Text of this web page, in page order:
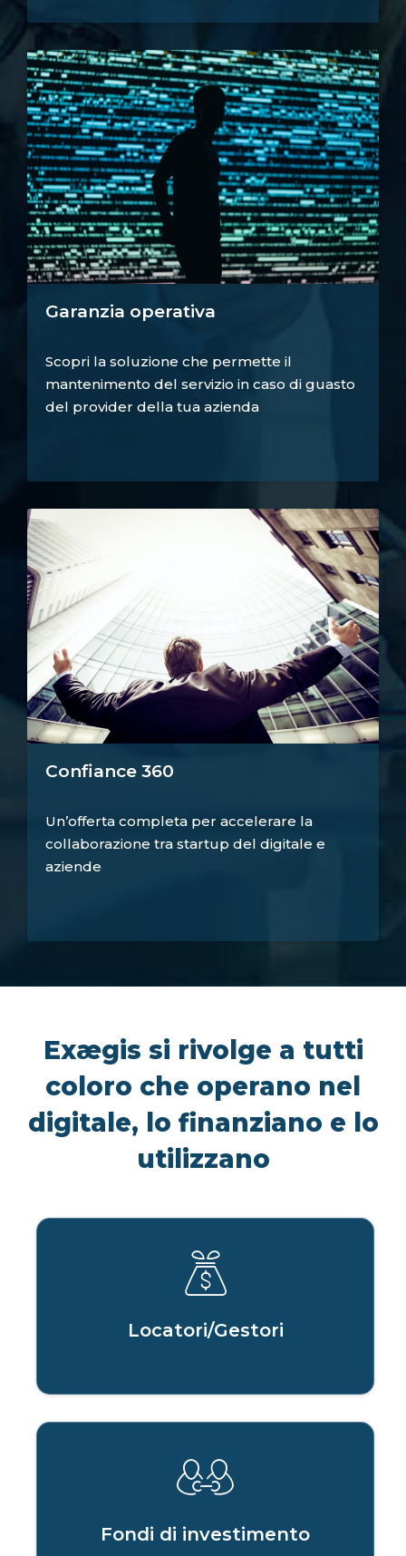
Garanzia operativa
Scopri la soluzione che permette il
mantenimento del servizio in caso di guasto
del provider della tua azienda
Confiance 360
Un’offerta completa per accelerare la
collaborazione tra startup del digitale e
aziende
Exægis si rivolge a tutti
coloro che operano nel
digitale, lo finanziano e lo
utilizzano
Locatori/Gestori
Fondi di investimento